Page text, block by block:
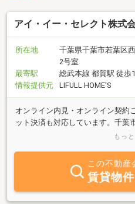
アイ・イー・セレクト株式
所在地
千葉県千葉市若葉区
2号室
最寄駅
総武本線 都賀駅 徒歩
情報提供元
LIFULL HOME'S
オンライン内見・オンライン契約
ット決済も対応しています。千葉
倉市・八街市のお部屋は探しは情
もっ
この不動産
賃貸物